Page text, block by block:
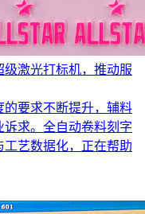
激光打标机，推动服
的要求不断提升，辅料
求。全自动卷料刻字
艺数据化，正在帮助